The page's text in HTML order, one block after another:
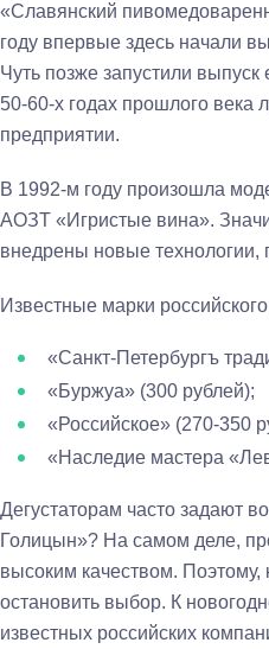
«Славянский
году впервые здесь начали
Чуть позже запустили
50-60-х годах прошлого века
предприятии.
В 1992-м году произошла
АОЗТ «Игристые вина».
внедрены новые технологии,
Известные марки
«Санкт-Петербургъ
«Буржуа» (300 рублей);
«Российское» (270-350
«Наследие мастера
Дегустаторам часто задают
Голицын»? На самом деле,
высоким качеством. Поэтому,
остановить выбор. К
известных российских